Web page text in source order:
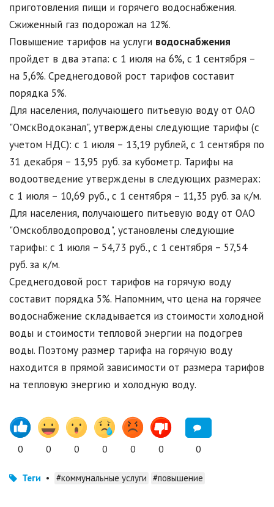
приготовления пищи и горячего водоснабжения.
Сжиженный газ подорожал на 12%.
Повышение тарифов на услуги водоснабжения
пройдет в два этапа: с 1 июля на 6%, с 1 сентября –
на 5,6%. Среднегодовой рост тарифов составит
порядка 5%.
Для населения, получающего питьевую воду от ОАО
"ОмскВодоканал", утверждены следующие тарифы (с
учетом НДС): с 1 июля – 13,19 рублей, с 1 сентября по
31 декабря – 13,95 руб. за кубометр. Тарифы на
водоотведение утверждены в следующих размерах:
с 1 июля – 10,69 руб., с 1 сентября – 11,35 руб. за к/м.
Для населения, получающего питьевую воду от ОАО
"Омскоблводопровод", установлены следующие
тарифы: с 1 июля – 54,73 руб., с 1 сентября – 57,54
руб. за к/м.
Среднегодовой рост тарифов на горячую воду
составит порядка 5%. Напомним, что цена на горячее
водоснабжение складывается из стоимости холодной
воды и стоимости тепловой энергии на подогрев
воды. Поэтому размер тарифа на горячую воду
находится в прямой зависимости от размера тарифов
на тепловую энергию и холодную воду.
0 0 0 0 0 0 0
Теги • #коммунальные услуги #повышение